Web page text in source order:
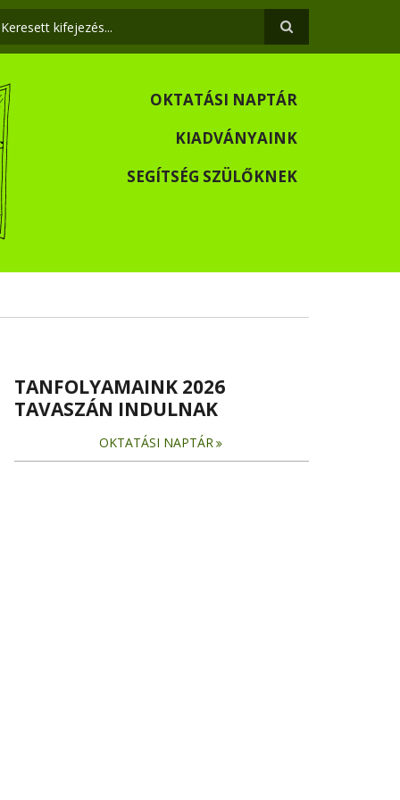
OKTATÁSI NAPTÁR
KIADVÁNYAINK
SEGÍTSÉG SZÜLŐKNEK
TANFOLYAMAINK 2026
TAVASZÁN INDULNAK
OKTATÁSI NAPTÁR